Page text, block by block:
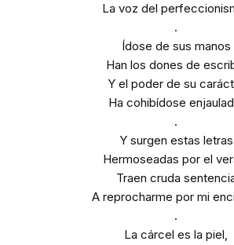
La voz del
.
Ídose de sus manos
Han los dones de
Y el poder de su
Ha cohibídose
.
Y surgen estas letras
Hermoseadas por el
Traen cruda
A reprocharme por mi
.
La cárcel es la piel,